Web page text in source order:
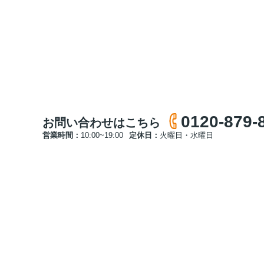
お問い合わせはこちら 0120-879-
営業時間： 10:00~19:00 定休日： 火曜日・水曜日